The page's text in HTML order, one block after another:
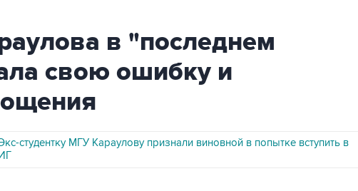
в "последнем
свою ошибку и
студентку МГУ Караулову признали виновной в попытке вступить в